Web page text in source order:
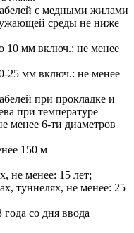
с медными жилами
среды не ниже
10 мм включ.: не менее
25 мм включ.: не менее
при прокладке и
при температуре
менее 6-ти диаметров
150 м
не менее: 15 лет;
туннелях, не менее: 25
со дня ввода